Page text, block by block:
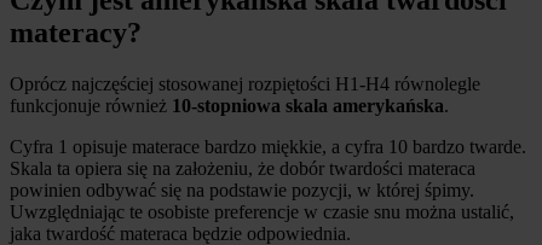
materacy?
Oprócz najczęściej stosowanej rozpiętości H1-H4 równolegle
funkcjonuje również 10-stopniowa skala amerykańska.
Cyfra 1 opisuje materace bardzo miękkie, a cyfra 10 bardzo twarde.
Skala ta opiera się na założeniu, że dobór twardości materaca
powinien odbywać się na podstawie pozycji, w której śpimy.
Uwzględniając te osobiste preferencje w czasie snu można ustalić,
jaka twardość materaca będzie odpowiednia.